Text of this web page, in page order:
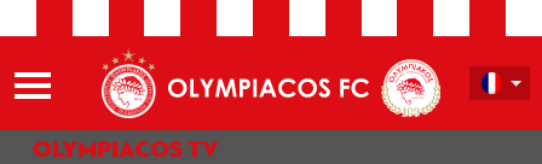
OLYMPIACOS TV